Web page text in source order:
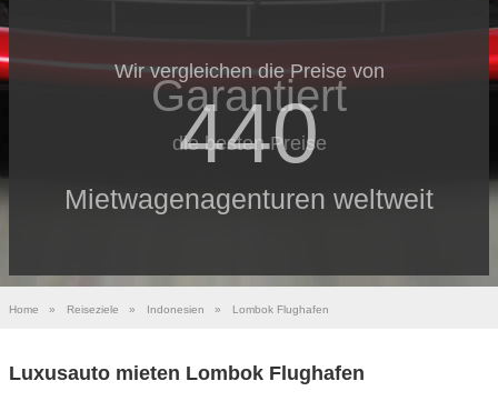
Wir vergleichen die Preise von
440
Mietwagenagenturen weltweit
Garantiert
die besten Preise
Home » Reiseziele » Indonesien » Lombok Flughafen
Luxusauto mieten Lombok Flughafen